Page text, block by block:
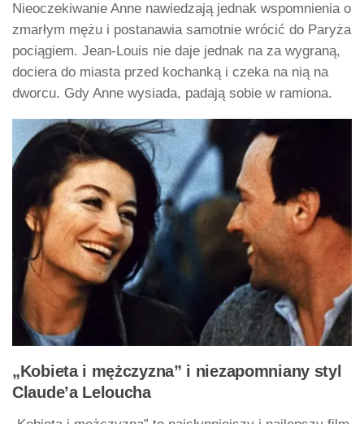
Nieoczekiwanie Anne nawiedzają jednak wspomnienia o
zmarłym mężu i postanawia samotnie wrócić do Paryża
pociągiem. Jean-Louis nie daje jednak na za wygraną,
dociera do miasta przed kochanką i czeka na nią na
dworcu. Gdy Anne wysiada, padają sobie w ramiona.
„Kobieta i mężczyzna” i niezapomniany styl
Claude’a Leloucha